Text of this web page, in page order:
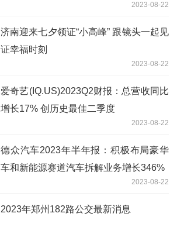
2023-08-22
济南迎来七夕领证“小高峰” 跟镜头一起见
证幸福时刻
2023-08-22
爱奇艺(IQ.US)2023Q2财报：总营收同比
增长17% 创历史最佳二季度
2023-08-22
德众汽车2023年半年报：积极布局豪华
车和新能源赛道汽车拆解业务增长346%
2023-08-22
2023年郑州182路公交最新消息